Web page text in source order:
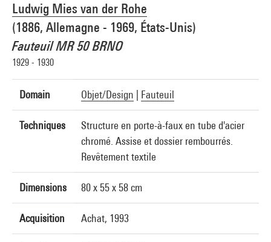
Ludwig Mies van der Rohe
(1886, Allemagne - 1969, États-Unis)
Fauteuil MR 50 BRNO
1929 - 1930
Domain Objet/Design Fauteuil
Techniques
Structure en porte-à-faux en tube d'acier
chromé. Assise et dossier rembourrés.
Revêtement textile
Dimensions 80 x 55 x 58 cm
Acquisition Achat, 1993
Photo credits : Centre Pompidou, MNAM-CCI/Jean-Claude Planchet/Dist.
GrandPalaisRmn
Image reference : 3I02077 [1994 CZ 6043]